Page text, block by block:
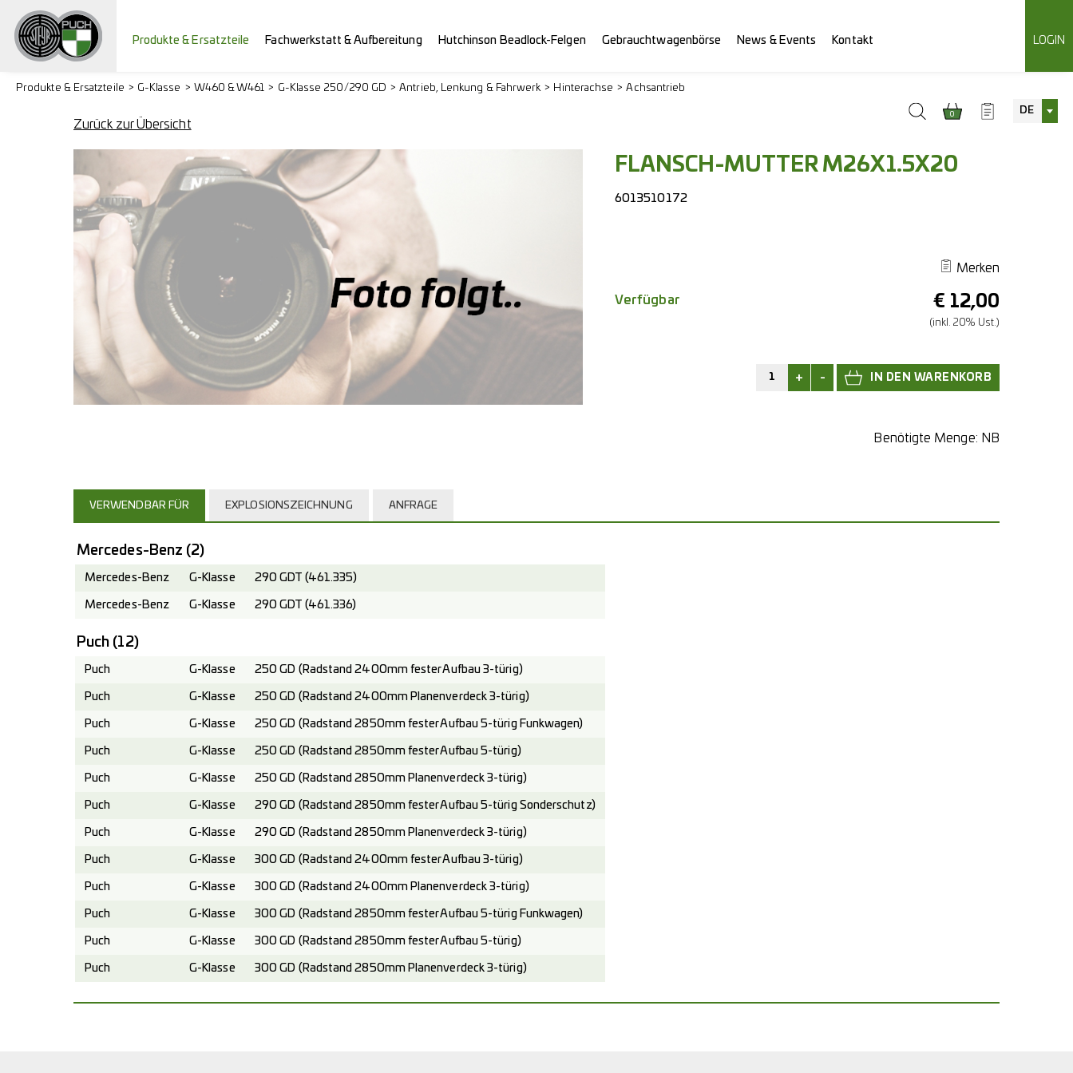
Produkte & Ersatzteile Fachwerkstatt & Aufbereitung Hutchinson Beadlock-Felgen Gebrauchtwagenbörse News & Events Kontakt LOGIN
0 DE
Produkte & Ersatzteile G-Klasse W460 & W461 G-Klasse 250/290 GD Antrieb, Lenkung & Fahrwerk Hinterachse Achsantrieb
Zurück zur Übersicht
FLANSCH-MUTTER M26X1.5X20
6013510172
Merken
€ 12,00
(inkl. 20% Ust.)
Verfügbar
+ -
Benötigte Menge: NB
VERWENDBAR FÜR EXPLOSIONSZEICHNUNG ANFRAGE
Mercedes-Benz (2)
Mercedes-Benz G-Klasse 290 GDT (461.335)
Mercedes-Benz G-Klasse 290 GDT (461.336)
Puch (12)
Puch G-Klasse 250 GD (Radstand 2400mm fester Aufbau 3-türig)
Puch G-Klasse 250 GD (Radstand 2400mm Planenverdeck 3-türig)
Puch G-Klasse 250 GD (Radstand 2850mm fester Aufbau 5-türig Funkwagen)
Puch G-Klasse 250 GD (Radstand 2850mm fester Aufbau 5-türig)
Puch G-Klasse 250 GD (Radstand 2850mm Planenverdeck 3-türig)
Puch G-Klasse 290 GD (Radstand 2850mm fester Aufbau 5-türig Sonderschutz)
Puch G-Klasse 290 GD (Radstand 2850mm Planenverdeck 3-türig)
Puch G-Klasse 300 GD (Radstand 2400mm fester Aufbau 3-türig)
Puch G-Klasse 300 GD (Radstand 2400mm Planenverdeck 3-türig)
Puch G-Klasse 300 GD (Radstand 2850mm fester Aufbau 5-türig Funkwagen)
Puch G-Klasse 300 GD (Radstand 2850mm fester Aufbau 5-türig)
Puch G-Klasse 300 GD (Radstand 2850mm Planenverdeck 3-türig)